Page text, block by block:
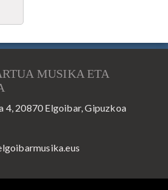
MUSIKA ETA
4, 20870 Elgoibar, Gipuzkoa